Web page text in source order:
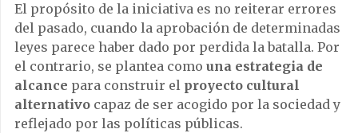
El propósito de la iniciativa es no reiterar errores
del pasado, cuando la aprobación de determinadas
leyes parece haber dado por perdida la batalla. Por
el contrario, se plantea como una estrategia de
alcance para construir el proyecto cultural
alternativo capaz de ser acogido por la sociedad y
reflejado por las políticas públicas.